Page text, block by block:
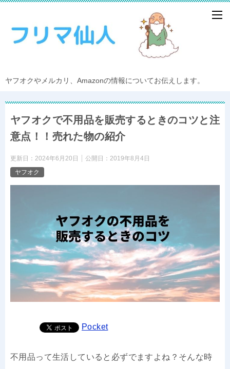
ヤフオクやメルカリ、Amazonの情報についてお伝えします。
ヤフオクで不用品を販売するときのコツと注
意点！！売れた物の紹介
更新日： 2024年6月20日 公開日： 2019年8月4日
ヤフオク
Pocket
不用品って生活していると必ずでますよね？そんな時